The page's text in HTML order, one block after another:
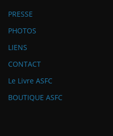
PRESSE
PHOTOS
LIENS
CONTACT
Le Livre ASFC
BOUTIQUE ASFC